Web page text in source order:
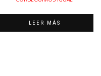
LEER MÁS